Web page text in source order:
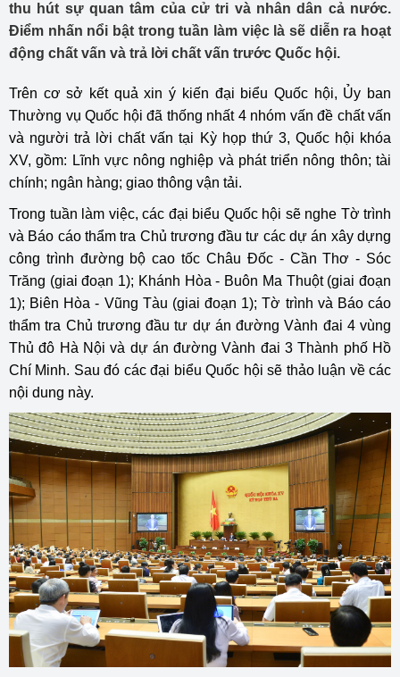
thu hút sự quan tâm của cử tri và nhân dân cả nước.
Điểm nhấn nổi bật trong tuần làm việc là sẽ diễn ra hoạt
động chất vấn và trả lời chất vấn trước Quốc hội.
Trên cơ sở kết quả xin ý kiến đại biểu Quốc hội, Ủy ban
Thường vụ Quốc hội đã thống nhất 4 nhóm vấn đề chất vấn
và người trả lời chất vấn tại Kỳ họp thứ 3, Quốc hội khóa
XV, gồm: Lĩnh vực nông nghiệp và phát triển nông thôn; tài
chính; ngân hàng; giao thông vận tải.
Trong tuần làm việc, các đại biểu Quốc hội sẽ nghe Tờ trình
và Báo cáo thẩm tra Chủ trương đầu tư các dự án xây dựng
công trình đường bộ cao tốc Châu Đốc - Cần Thơ - Sóc
Trăng (giai đoạn 1); Khánh Hòa - Buôn Ma Thuột (giai đoạn
1); Biên Hòa - Vũng Tàu (giai đoạn 1); Tờ trình và Báo cáo
thẩm tra Chủ trương đầu tư dự án đường Vành đai 4 vùng
Thủ đô Hà Nội và dự án đường Vành đai 3 Thành phố Hồ
Chí Minh. Sau đó các đại biểu Quốc hội sẽ thảo luận về các
nội dung này.